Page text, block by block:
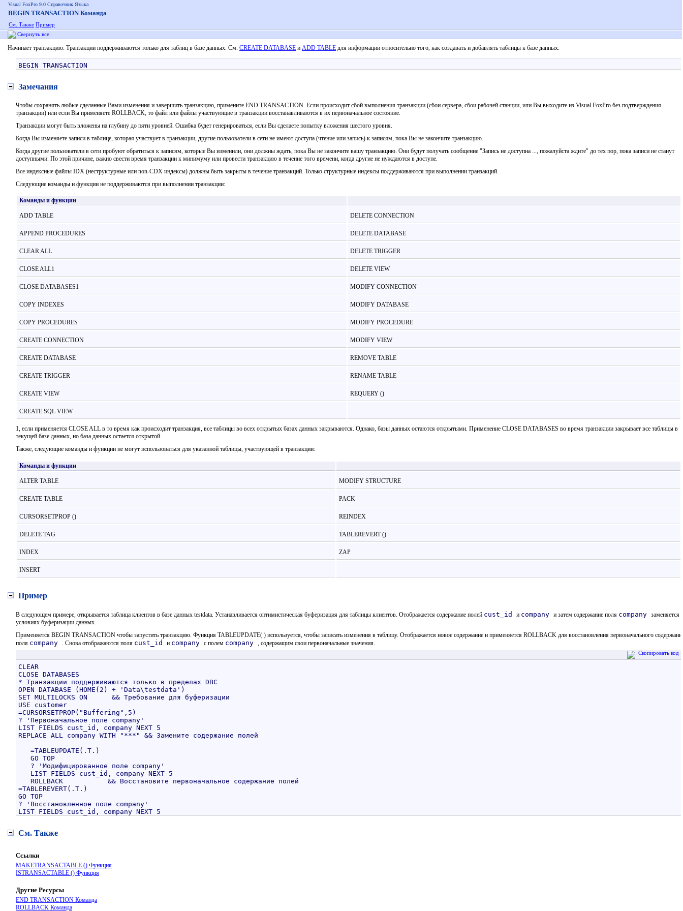
Visual FoxPro 9.0 Справочник Языка
BEGIN TRANSACTION Команда
См. Также Пример
Свернуть все
Начинает транзакцию. Транзакции поддерживаются только для таблиц в базе данных. См. CREATE DATABASE и ADD TABLE для информации относительно того, как создавать и добавлять таблицы к базе данных.
BEGIN TRANSACTION
Замечания
Чтобы сохранять любые сделанные Вами изменения и завершить транзакцию, примените END TRANSACTION. Если происходит сбой выполнения транзакции (сбои сервера, сбои рабочей станции, или Вы выходите из Visual FoxPro без подтверждения
транзакции) или если Вы применяете ROLLBACK, то файл или файлы участвующие в транзакции восстанавливаются в их первоначальное состояние.
Транзакции могут быть вложены на глубину до пяти уровней. Ошибка будет генерироваться, если Вы сделаете попытку вложения шестого уровня.
Когда Вы изменяете записи в таблице, которая участвует в транзакции, другие пользователи в сети не имеют доступа (чтение или запись) к записям, пока Вы не закончите транзакцию.
Когда другие пользователи в сети пробуют обратиться к записям, которые Вы изменили, они должны ждать, пока Вы не закончите вашу транзакцию. Они будут получать сообщение "Запись не доступна ..., пожалуйста ждите" до тех пор, пока записи не станут
доступными. По этой причине, важно свести время транзакции к минимуму или провести транзакцию в течение того времени, когда другие не нуждаются в доступе.
Все индексные файлы IDX (неструктурные или non-CDX индексы) должны быть закрыты в течение транзакций. Только структурные индексы поддерживаются при выполнении транзакций.
Следующие команды и функции не поддерживаются при выполнении транзакции:
Команды и функции
ADD TABLE DELETE CONNECTION
APPEND PROCEDURES DELETE DATABASE
CLEAR ALL DELETE TRIGGER
CLOSE ALL1 DELETE VIEW
CLOSE DATABASES1 MODIFY CONNECTION
COPY INDEXES MODIFY DATABASE
COPY PROCEDURES MODIFY PROCEDURE
CREATE CONNECTION MODIFY VIEW
CREATE DATABASE REMOVE TABLE
CREATE TRIGGER RENAME TABLE
CREATE VIEW REQUERY ()
CREATE SQL VIEW
1, если применяется CLOSE ALL в то время как происходит транзакция, все таблицы во всех открытых базах данных закрываются. Однако, базы данных остаются открытыми. Применение CLOSE DATABASES во время транзакции закрывает все таблицы в
текущей базе данных, но база данных остается открытой.
Также, следующие команды и функции не могут использоваться для указанной таблицы, участвующей в транзакции:
Команды и функции
ALTER TABLE MODIFY STRUCTURE
CREATE TABLE PACK
CURSORSETPROP () REINDEX
DELETE TAG TABLEREVERT ()
INDEX ZAP
INSERT
Пример
В следующем примере, открывается таблица клиентов в базе данных testdata. Устанавливается оптимистическая буферизация для таблицы клиентов. Отображается содержание полей cust_id и company и затем содержание поля company заменяется
условиях буферизации данных.
Применяется BEGIN TRANSACTION чтобы запустить транзакцию. Функция TABLEUPDATE( ) используется, чтобы записать изменения в таблицу. Отображается новое содержание и применяется ROLLBACK для восстановления первоначального
поля company . Снова отображаются поля cust_id и company с полем company , содержащим свои первоначальные значения.
Скопировать код
CLEAR
CLOSE DATABASES
* Транзакции поддерживаются только в пределах DBC
OPEN DATABASE (HOME(2) + 'Data\testdata')
SET MULTILOCKS ON      && Требование для буферизации
USE customer
=CURSORSETPROP("Buffering",5)
? 'Первоначальное поле company'
LIST FIELDS cust_id, company NEXT 5
REPLACE ALL company WITH "***" && Замените содержание полей
   =TABLEUPDATE(.T.)
   GO TOP
   ? 'Модифицированное поле company'
   LIST FIELDS cust_id, company NEXT 5
   ROLLBACK           && Восстановите первоначальное содержание полей
=TABLEREVERT(.T.)
GO TOP
? 'Восстановленное поле company'
См. Также
Ссылки
MAKETRANSACTABLE () Функция
ISTRANSACTABLE () Функция
Другие Ресурсы
END TRANSACTION Команда
ROLLBACK Команда